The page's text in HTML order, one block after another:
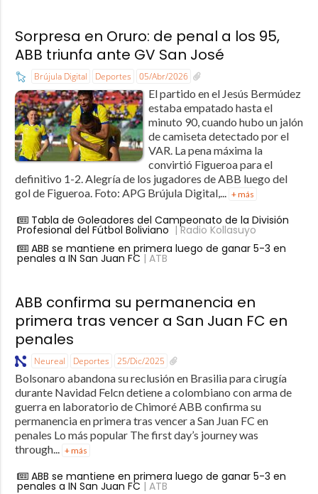
Sorpresa en Oruro: de penal a los 95,
ABB triunfa ante GV San José
Brújula Digital Deportes 05/Abr/2026
El partido en el Jesús Bermúdez
estaba empatado hasta el
minuto 90, cuando hubo un jalón
de camiseta detectado por el
VAR. La pena máxima la
convirtió Figueroa para el
definitivo 1-2. Alegría de los jugadores de ABB luego del
gol de Figueroa. Foto: APG Brújula Digital,...
+ más
Tabla de Goleadores del Campeonato de la División
Profesional del Fútbol Boliviano | Radio Kollasuyo
ABB se mantiene en primera luego de ganar 5-3 en
penales a IN San Juan FC | ATB
ABB confirma su permanencia en
primera tras vencer a San Juan FC en
penales
Neureal Deportes 25/Dic/2025
Bolsonaro abandona su reclusión en Brasilia para cirugía
durante Navidad Felcn detiene a colombiano con arma de
guerra en laboratorio de Chimoré ABB confirma su
permanencia en primera tras vencer a San Juan FC en
penales Lo más popular The first day’s journey was
through...
+ más
ABB se mantiene en primera luego de ganar 5-3 en
penales a IN San Juan FC | ATB